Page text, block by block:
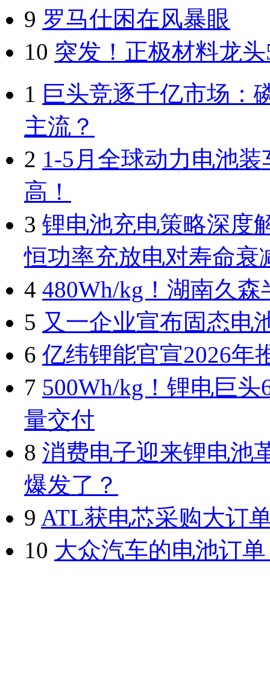
9 罗马仕困在风暴眼
10 突发！正极材料龙
1 巨头竞逐千亿市场：
主流？
2 1-5月全球动力电池
高！
3 锂电池充电策略深度
恒功率充放电对寿命衰
4 480Wh/kg！湖南久
5 又一企业宣布固态电
6 亿纬锂能官宣2026年
7 500Wh/kg！锂电巨
量交付
8 消费电子迎来锂电池
爆发了？
9 ATL获电芯采购大订
10 大众汽车的电池订